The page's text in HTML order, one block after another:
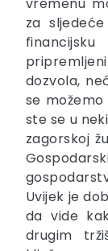
vremenu
za
dozvola,
se
ste se u
zagorskoj
Uvijek je
da vide
drugim